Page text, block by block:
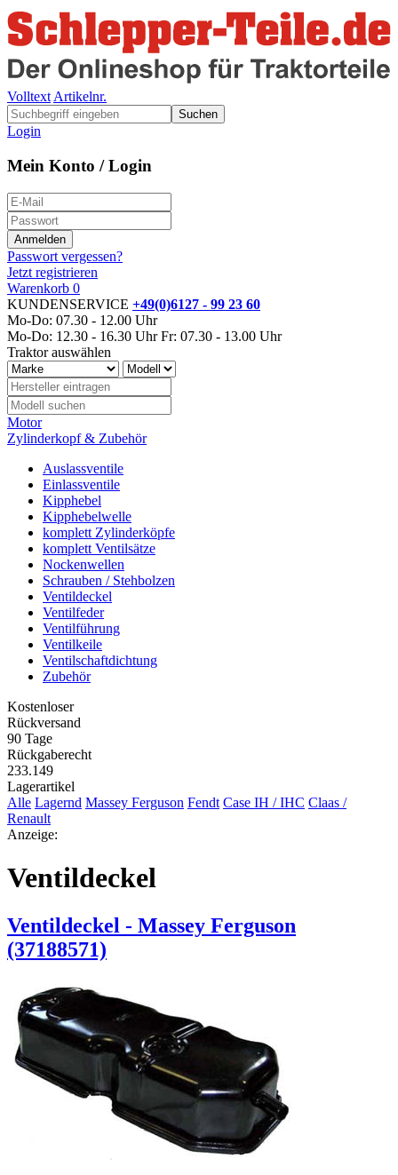
Volltext Artikelnr.
Suchen
Login
Mein Konto / Login
Passwort vergessen?
Jetzt registrieren
Warenkorb 0
KUNDENSERVICE +49(0)6127 - 99 23 60
Mo-Do: 07.30 - 12.00 Uhr
Mo-Do: 12.30 - 16.30 Uhr Fr: 07.30 - 13.00 Uhr
Traktor auswählen
Motor
Zylinderkopf & Zubehör
Auslassventile
Einlassventile
Kipphebel
Kipphebelwelle
komplett Zylinderköpfe
komplett Ventilsätze
Nockenwellen
Schrauben / Stehbolzen
Ventildeckel
Ventilfeder
Ventilführung
Ventilkeile
Ventilschaftdichtung
Zubehör
Kostenloser
Rückversand
90 Tage
Rückgaberecht
233.149
Lagerartikel
Alle Lagernd Massey Ferguson Fendt Case IH / IHC Claas /
Renault
Anzeige:
Ventildeckel
Ventildeckel - Massey Ferguson
(37188571)